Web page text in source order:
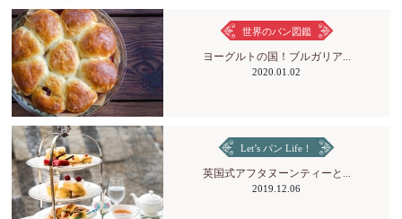
世界のパン図鑑
ヨーグルトの国！ブルガリア...
2020.01.02
Let’s パン Life！
英国式アフタヌーンティーと...
2019.12.06